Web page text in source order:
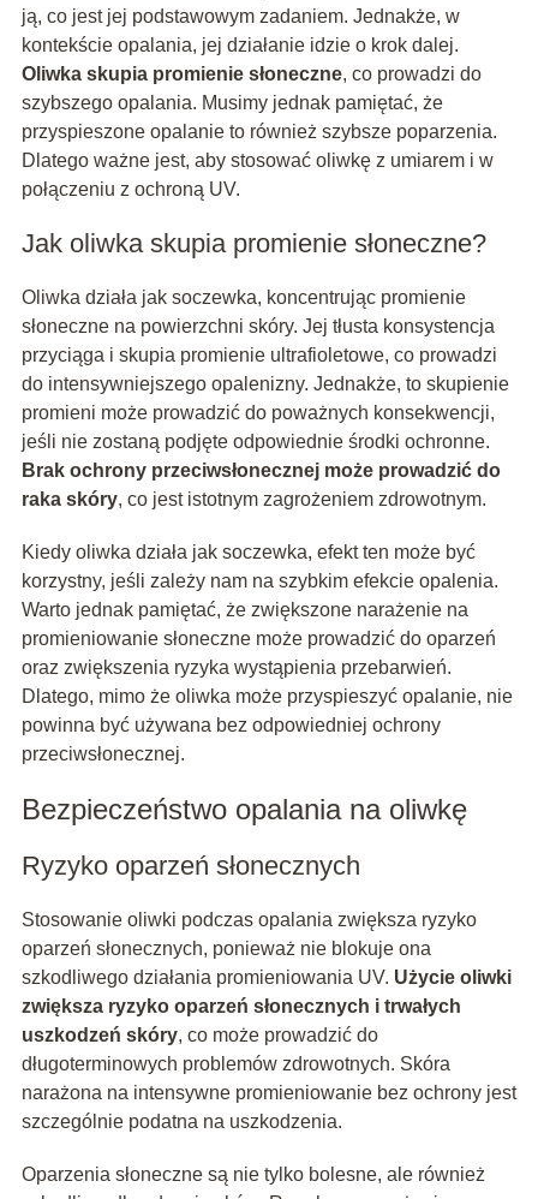
ją, co jest jej podstawowym zadaniem. Jednakże, w
kontekście opalania, jej działanie idzie o krok dalej.
Oliwka skupia promienie słoneczne, co prowadzi do
szybszego opalania. Musimy jednak pamiętać, że
przyspieszone opalanie to również szybsze poparzenia.
Dlatego ważne jest, aby stosować oliwkę z umiarem i w
połączeniu z ochroną UV.
Jak oliwka skupia promienie słoneczne?
Oliwka działa jak soczewka, koncentrując promienie
słoneczne na powierzchni skóry. Jej tłusta konsystencja
przyciąga i skupia promienie ultrafioletowe, co prowadzi
do intensywniejszego opalenizny. Jednakże, to skupienie
promieni może prowadzić do poważnych konsekwencji,
jeśli nie zostaną podjęte odpowiednie środki ochronne.
Brak ochrony przeciwsłonecznej może prowadzić do
raka skóry, co jest istotnym zagrożeniem zdrowotnym.
Kiedy oliwka działa jak soczewka, efekt ten może być
korzystny, jeśli zależy nam na szybkim efekcie opalenia.
Warto jednak pamiętać, że zwiększone narażenie na
promieniowanie słoneczne może prowadzić do oparzeń
oraz zwiększenia ryzyka wystąpienia przebarwień.
Dlatego, mimo że oliwka może przyspieszyć opalanie, nie
powinna być używana bez odpowiedniej ochrony
przeciwsłonecznej.
Bezpieczeństwo opalania na oliwkę
Ryzyko oparzeń słonecznych
Stosowanie oliwki podczas opalania zwiększa ryzyko
oparzeń słonecznych, ponieważ nie blokuje ona
szkodliwego działania promieniowania UV. Użycie oliwki
zwiększa ryzyko oparzeń słonecznych i trwałych
uszkodzeń skóry, co może prowadzić do
długoterminowych problemów zdrowotnych. Skóra
narażona na intensywne promieniowanie bez ochrony jest
szczególnie podatna na uszkodzenia.
Oparzenia słoneczne są nie tylko bolesne, ale również